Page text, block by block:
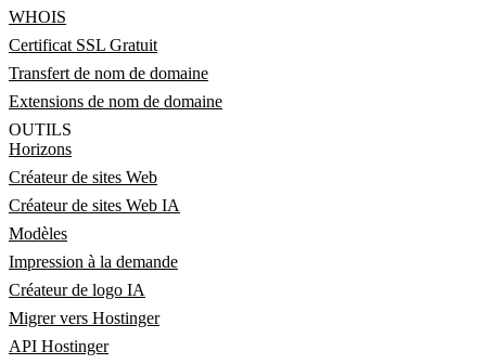
WHOIS
Certificat SSL Gratuit
Transfert de nom de domaine
Extensions de nom de domaine
OUTILS
Horizons
Créateur de sites Web
Créateur de sites Web IA
Modèles
Impression à la demande
Créateur de logo IA
Migrer vers Hostinger
API Hostinger